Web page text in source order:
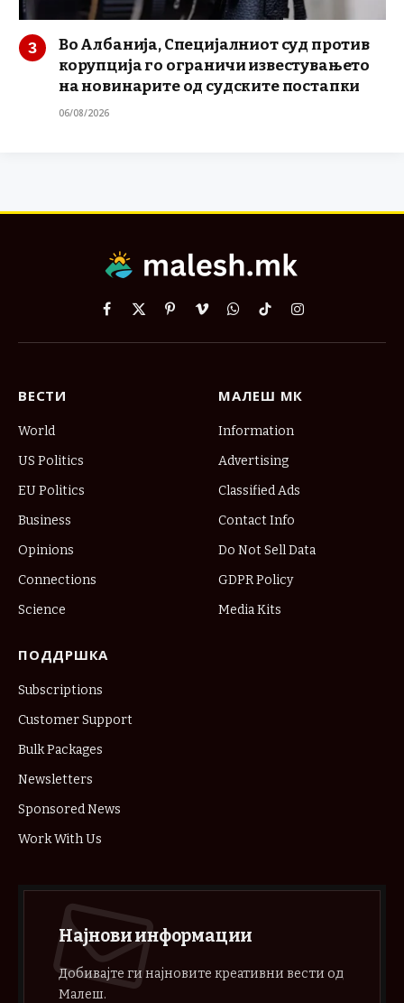
Во Албанија, Специјалниот суд против
корупција го ограничи известувањето
на новинарите од судските постапки
06/08/2026
Facebook
X
PinterestVimeoWhatsApp
TikTokInstagram
ВЕСТИ
World
US Politics
EU Politics
Business
Opinions
Connections
Science
МАЛЕШ МК
Information
Advertising
Classified Ads
Contact Info
Do Not Sell Data
GDPR Policy
Media Kits
ПОДДРШКА
Subscriptions
Customer Support
Bulk Packages
Newsletters
Sponsored News
Work With Us
Најнови информации
Добивајте ги најновите креативни вести од
Малеш.